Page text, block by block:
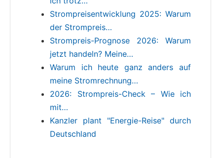
Strompreisentwicklung 2025: Warum
der Strompreis…
Strompreis-Prognose 2026: Warum
jetzt handeln? Meine…
Warum ich heute ganz anders auf
meine Stromrechnung…
2026: Strompreis-Check – Wie ich
mit…
Kanzler plant "Energie-Reise" durch
Deutschland